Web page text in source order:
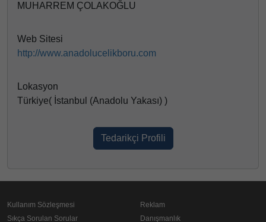
MUHARREM ÇOLAKOĞLU
Web Sitesi
http://www.anadolucelikboru.com
Lokasyon
Türkiye( İstanbul (Anadolu Yakası) )
Tedarikçi Profili
Kullanım Sözleşmesi
Sıkça Sorulan Sorular
Reklam
Danışmanlık